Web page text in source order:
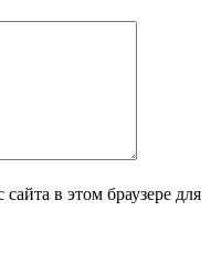
в этом браузере для